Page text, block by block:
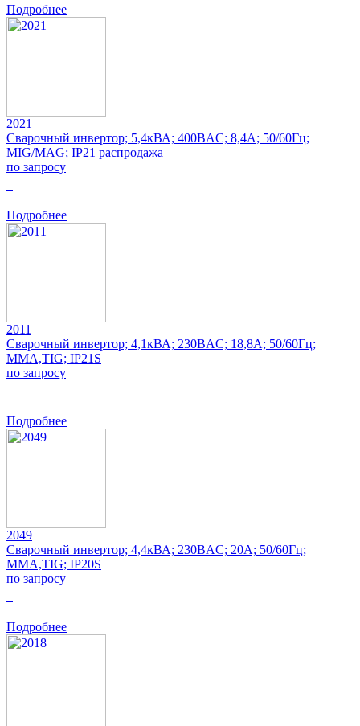
Подробнее
2021
Сварочный инвертор; 5,4кВА; 400ВAC; 8,4А; 50/60Гц;
MIG/MAG; IP21 распродажа
по запросу
Подробнее
2011
Сварочный инвертор; 4,1кВА; 230ВAC; 18,8А; 50/60Гц;
MMA,TIG; IP21S
по запросу
Подробнее
2049
Сварочный инвертор; 4,4кВА; 230ВAC; 20А; 50/60Гц;
MMA,TIG; IP20S
по запросу
Подробнее